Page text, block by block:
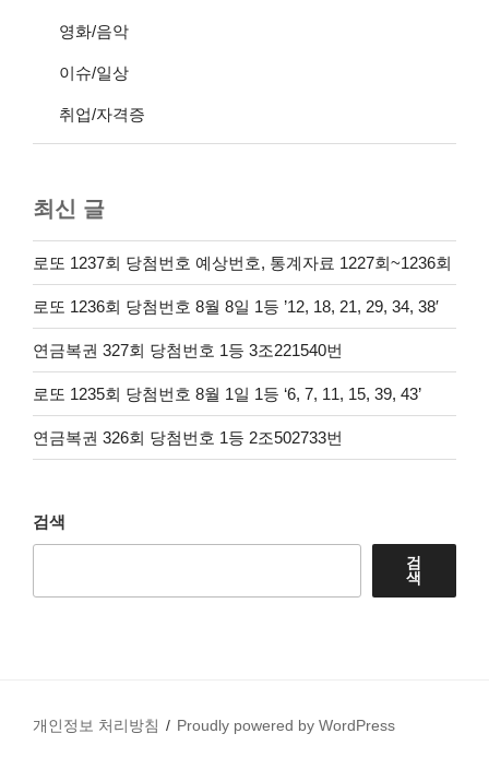
영화/음악
이슈/일상
취업/자격증
최신 글
로또 1237회 당첨번호 예상번호, 통계자료 1227회~1236회
로또 1236회 당첨번호 8월 8일 1등 ’12, 18, 21, 29, 34, 38′
연금복권 327회 당첨번호 1등 3조221540번
로또 1235회 당첨번호 8월 1일 1등 ‘6, 7, 11, 15, 39, 43’
연금복권 326회 당첨번호 1등 2조502733번
검색
검
색
개인정보 처리방침 Proudly powered by WordPress